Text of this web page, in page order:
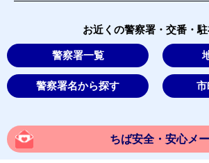
お近くの警察署・交番・
警察署一覧
警察署名から探す 市
ちば安全・安心メ